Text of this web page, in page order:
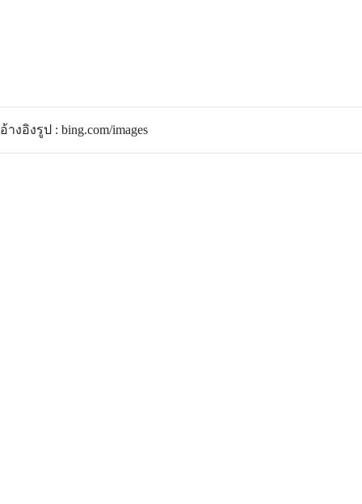
อ้างอิงรูป : bing.com/images